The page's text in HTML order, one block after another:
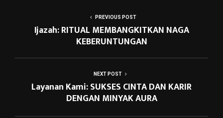
PREVIOUS POST
Ijazah: RITUAL MEMBANGKITKAN NAGA
KEBERUNTUNGAN
NEXT POST
Layanan Kami: SUKSES CINTA DAN KARIR
DENGAN MINYAK AURA